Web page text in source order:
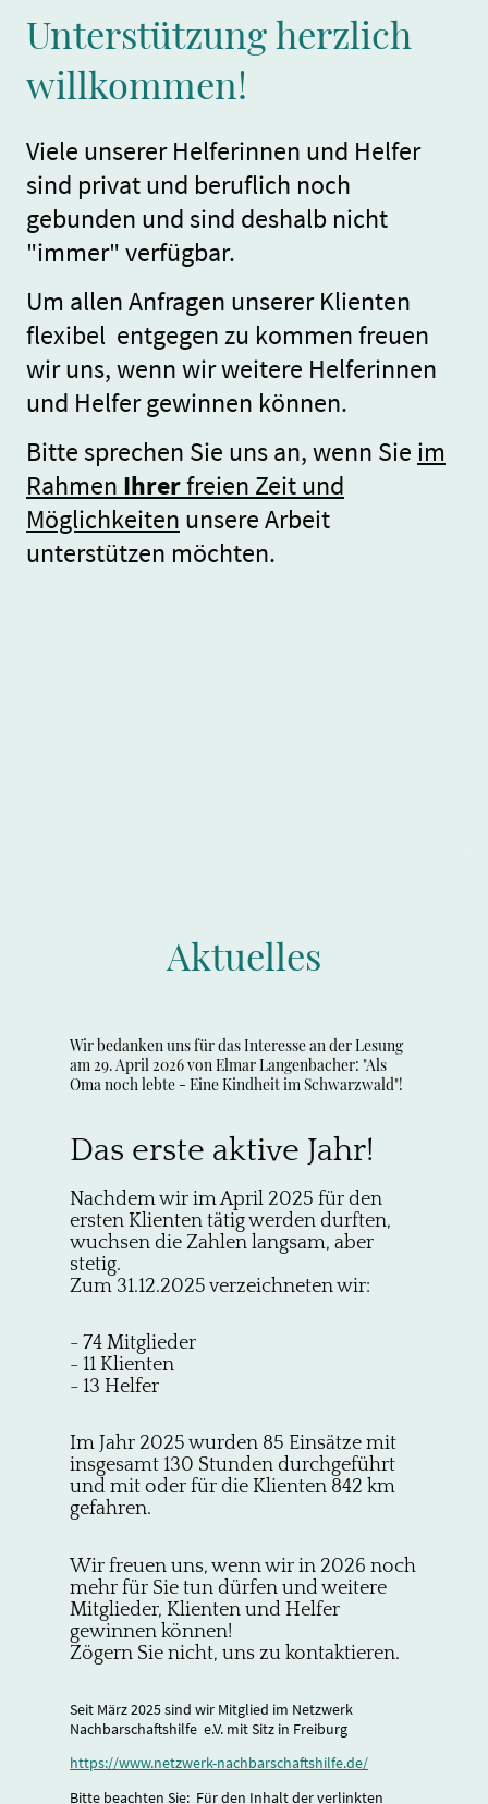
Unterstützung herzlich
willkommen!
Viele unserer Helferinnen und Helfer
sind privat und beruflich noch
gebunden und sind deshalb nicht
"immer" verfügbar.
Um allen Anfragen unserer Klienten
flexibel entgegen zu kommen freuen
wir uns, wenn wir weitere Helferinnen
und Helfer gewinnen können.
Bitte sprechen Sie uns an, wenn Sie im
Rahmen Ihrerfreien Zeit und
Möglichkeiten unsere Arbeit
unterstützen möchten.
Aktuelles
Wir bedanken uns für das Interesse an der Lesung
am 29. April 2026 von Elmar Langenbacher: "Als
Oma noch lebte - Eine Kindheit im Schwarzwald"!
Das erste aktive Jahr!
Nachdem wir im April 2025 für den
ersten Klienten tätig werden durften,
wuchsen die Zahlen langsam, aber
stetig.
Zum 31.12.2025 verzeichneten wir:
- 74 Mitglieder
- 11 Klienten
- 13 Helfer
Im Jahr 2025 wurden 85 Einsätze mit
insgesamt 130 Stunden durchgeführt
und mit oder für die Klienten 842 km
gefahren.
Wir freuen uns, wenn wir in 2026 noch
mehr für Sie tun dürfen und weitere
Mitglieder, Klienten und Helfer
gewinnen können!
Zögern Sie nicht, uns zu kontaktieren.
Seit März 2025 sind wir Mitglied im Netzwerk
Nachbarschaftshilfe e.V. mit Sitz in Freiburg
https://www.netzwerk-nachbarschaftshilfe.de/
Bitte beachten Sie: Für den Inhalt der verlinkten